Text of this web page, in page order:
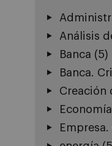
Análisis
Banca (5)
Banca.
Creación